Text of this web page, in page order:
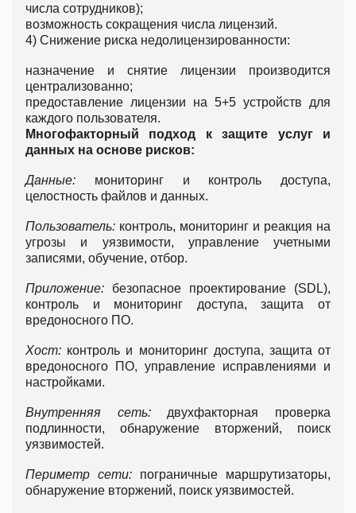
числа сотрудников);
возможность сокращения числа лицензий.
4) Снижение риска недолицензированности:
назначение и снятие лицензии производится
централизованно;
предоставление лицензии на 5+5 устройств для
каждого пользователя.
Многофакторный подход к защите услуг и
данных на основе рисков:
Данные: мониторинг и контроль доступа,
целостность файлов и данных.
Пользователь: контроль, мониторинг и реакция на
угрозы и уязвимости, управление учетными
записями, обучение, отбор.
Приложение: безопасное проектирование (SDL),
контроль и мониторинг доступа, защита от
вредоносного ПО.
Хост: контроль и мониторинг доступа, защита от
вредоносного ПО, управление исправлениями и
настройками.
Внутренняя сеть:двухфакторная проверка
подлинности, обнаружение вторжений, поиск
уязвимостей.
Периметр сети: пограничные маршрутизаторы,
обнаружение вторжений, поиск уязвимостей.